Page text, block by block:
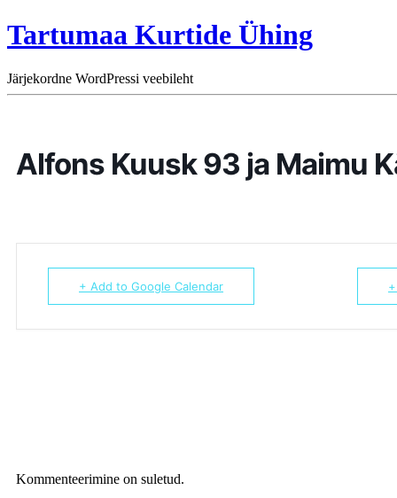
Tartumaa Kurtide Ühing
Järjekordne WordPressi veebileht
Alfons Kuusk 93 ja Maimu
+ Add to Google Calendar
Kommenteerimine on suletud.